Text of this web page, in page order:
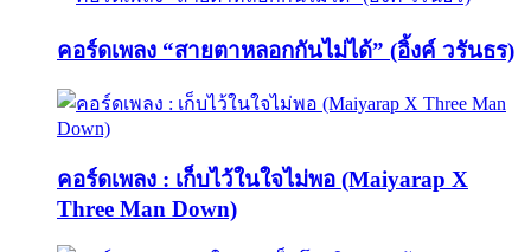
คอร์ดเพลง “สายตาหลอกกันไม่ได้” (อิ้งค์ วรันธร)
คอร์ดเพลง : เก็บไว้ในใจไม่พอ (Maiyarap X
Three Man Down)